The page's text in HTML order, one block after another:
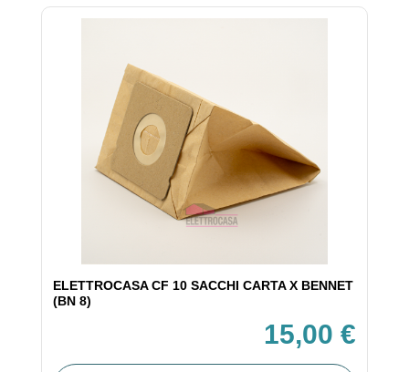
ELETTROCASA CF 10 SACCHI CARTA X BENNET
(BN 8)
15,00 €